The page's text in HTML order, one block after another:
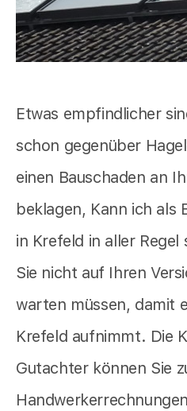
Etwas empfindlicher
schon gegenüber
einen Bauschaden an
beklagen, Kann ich als
in Krefeld in aller
Sie nicht auf Ihren
warten müssen, damit
Krefeld aufnimmt. Die
Gutachter können Sie